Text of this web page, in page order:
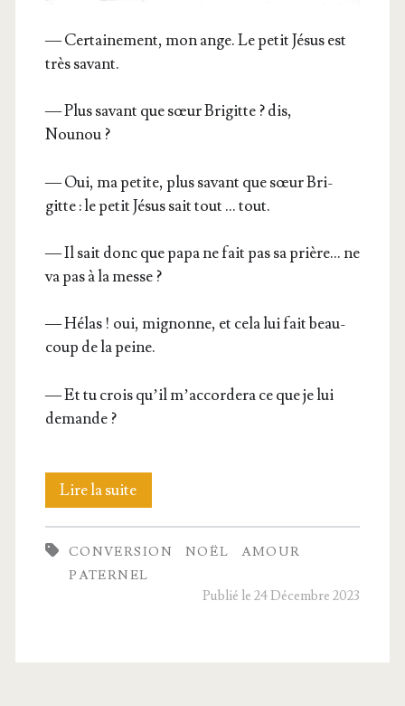
— Cer­tai­ne­ment, mon ange. Le petit Jésus est
très savant.
— Plus savant que sœur Bri­gitte ? dis,
Nounou ?
— Oui, ma petite, plus savant que sœur Bri­
gitte : le petit Jésus sait tout … tout.
— Il sait donc que papa ne fait pas sa prière… ne
va pas à la messe ?
— Hélas ! oui, mignonne, et cela lui fait beau­
coup de la peine.
— Et tu crois qu’il m’ac­cor­de­ra ce que je lui
demande ?
Lire la suiteYvonne
CONVERSION NOËL
AMOUR
PATERNEL
Publié le 24 Décembre 2023